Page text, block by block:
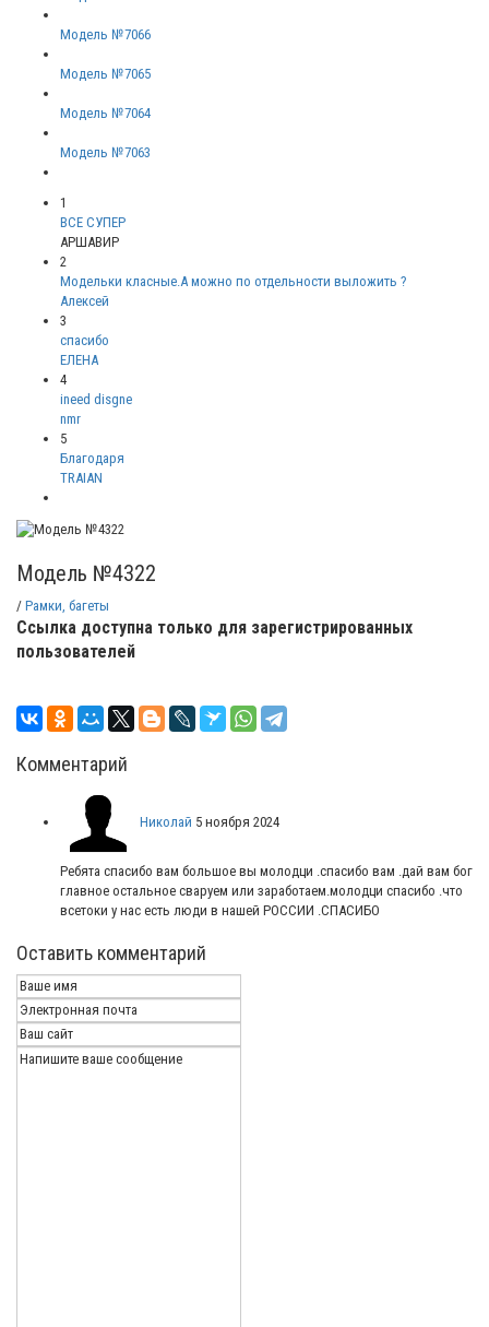
Модель №7066
Модель №7065
Модель №7064
Модель №7063
1
ВСЕ СУПЕР
АРШАВИР
2
Модельки класные.А можно по отдельности выложить ?
Алексей
3
спасибо
ЕЛЕНА
4
ineed disgne
nmr
5
Благодаря
TRAIAN
Модель №4322
/ Рамки, багеты
Ссылка доступна только для зарегистрированных
пользователей
Комментарий
Николай 5 ноября 2024
Ребята спасибо вам большое вы молодци .спасибо вам .дай вам бог
главное остальное сваруем или заработаем.молодци спасибо .что
всетоки у нас есть люди в нашей РОССИИ .СПАСИБО
Оставить комментарий